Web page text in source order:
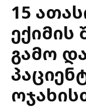
15
ექიმის
გამო